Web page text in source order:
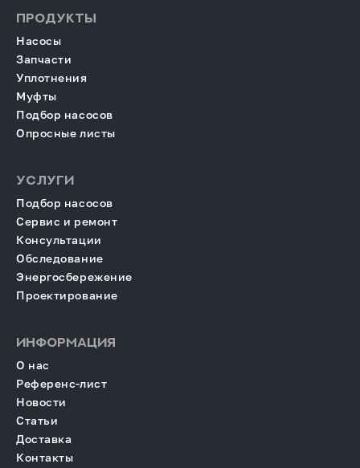
ПРОДУКТЫ
Насосы
Запчасти
Уплотнения
Муфты
Подбор насосов
Опросные листы
УСЛУГИ
Подбор насосов
Сервис и ремонт
Консультации
Обследование
Энергосбережение
Проектирование
ИНФОРМАЦИЯ
О нас
Референс-лист
Новости
Статьи
Доставка
Контакты